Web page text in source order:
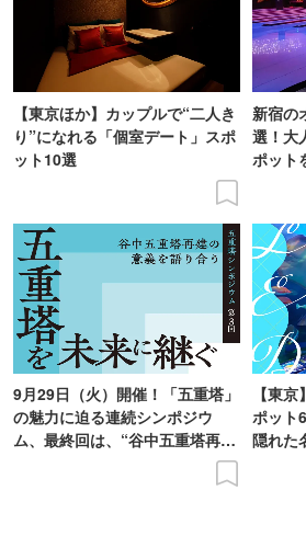
【東京ほか】カップルで“二人き
り”になれる「個室デート」スポ
ット10選
新宿の
選！大
ポット
9月29日（火）開催！「五重塔」
の魅力に迫る連続シンポジウ
ム、最終回は、“谷中五重塔再建
【東
ポット
隠れた